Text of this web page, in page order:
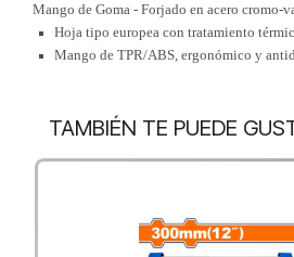
Mango de Goma - Forjado en acero cromo-
Hoja tipo europea con tratamiento
Mango de TPR/ABS, ergonómico y
TAMBIÉN TE PUEDE